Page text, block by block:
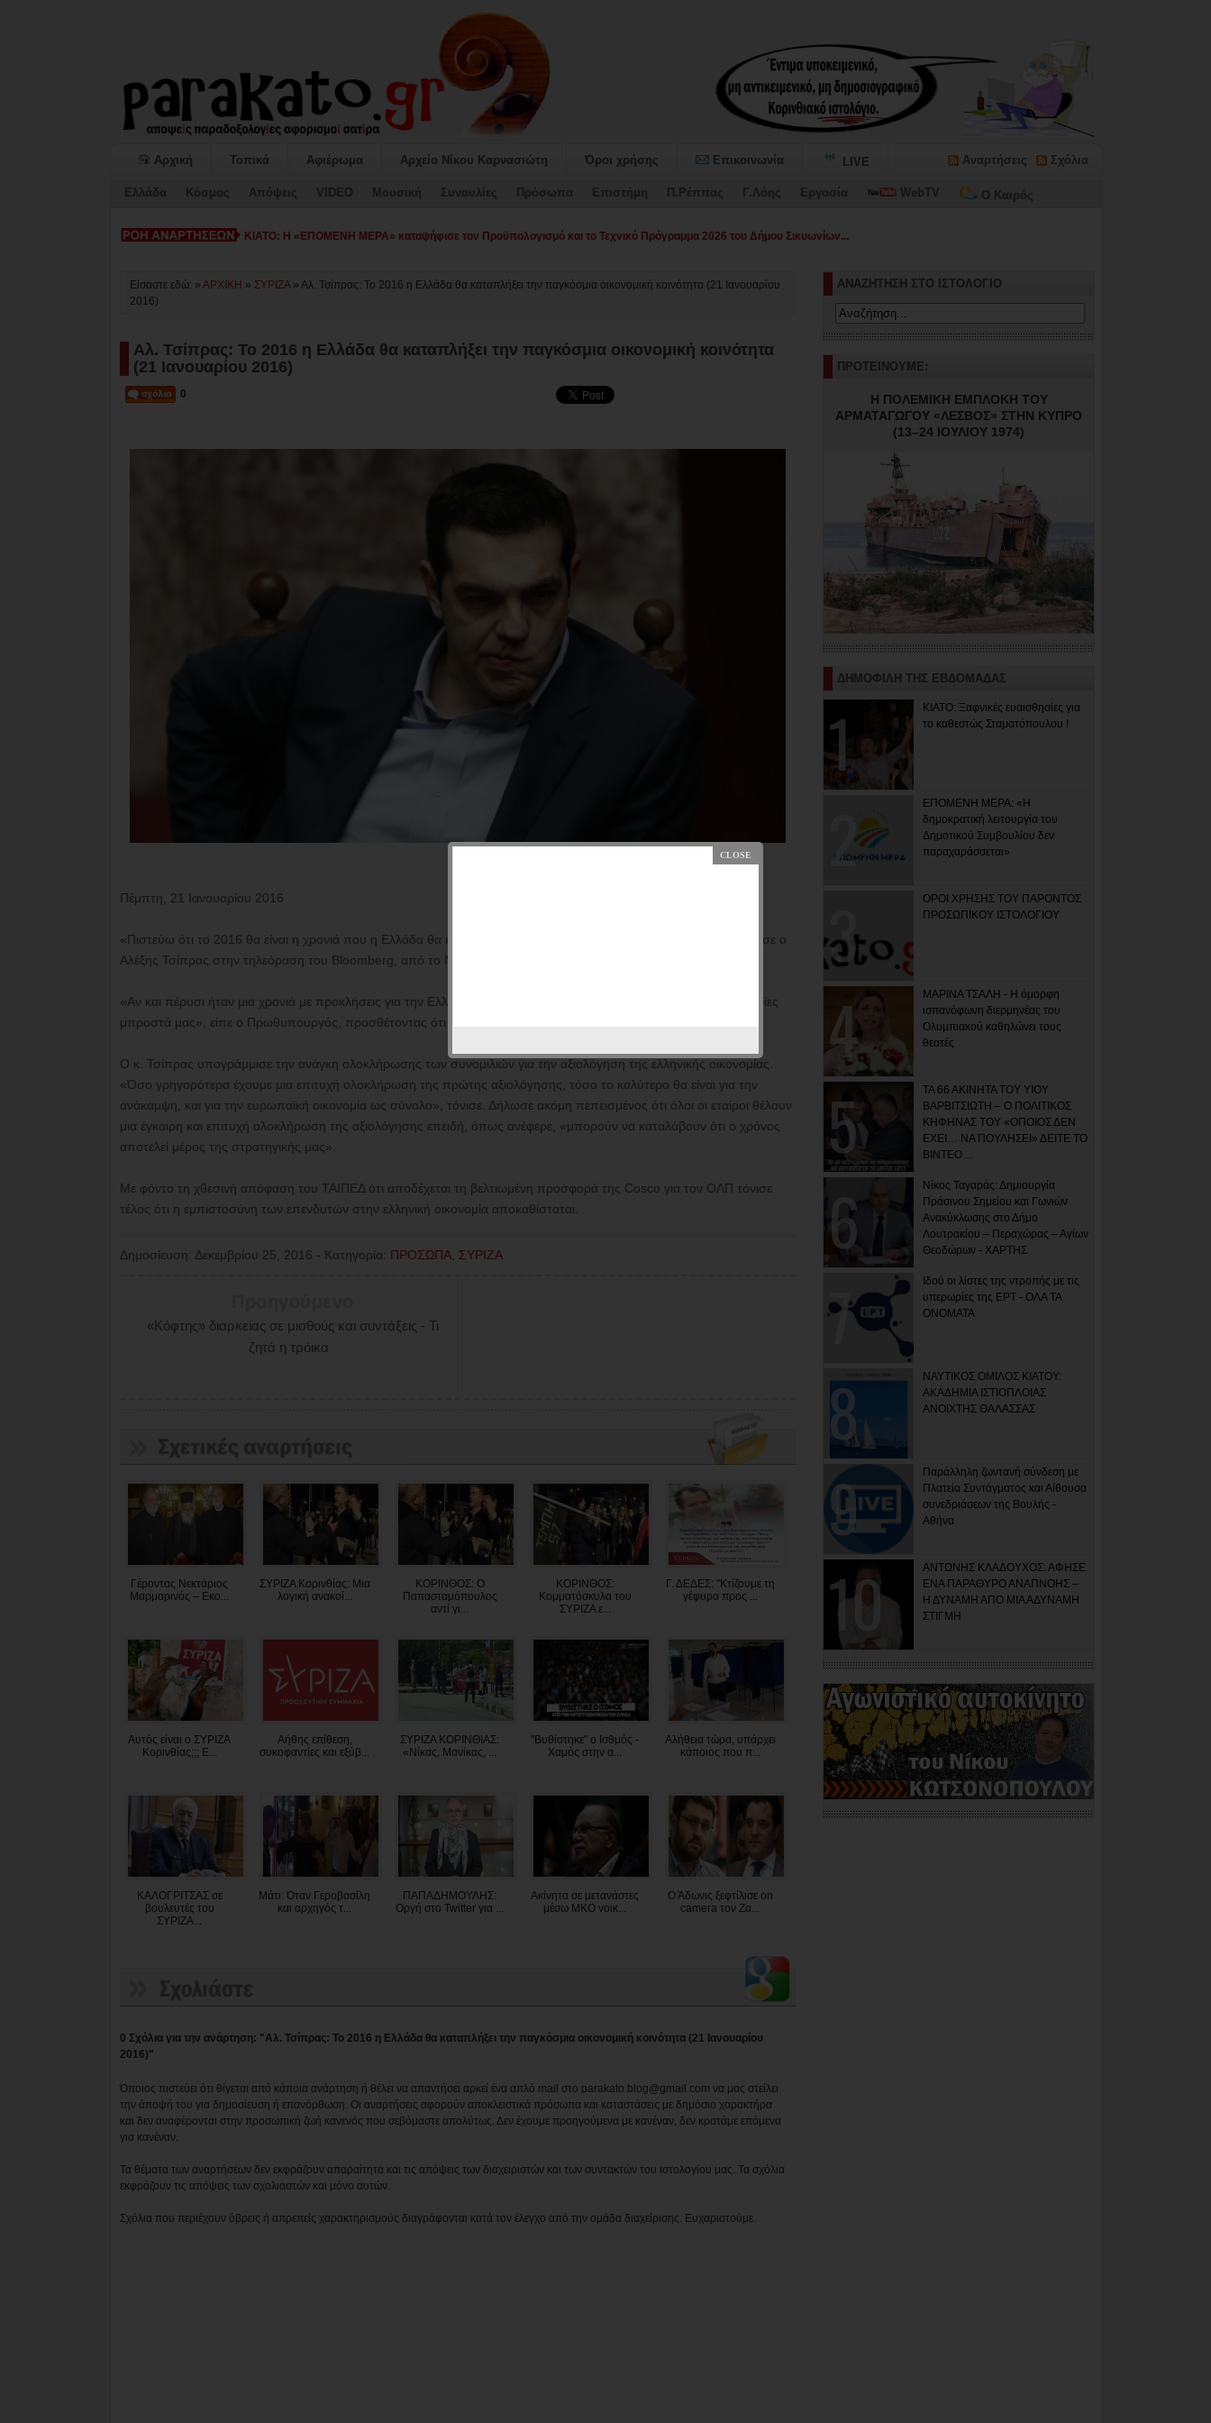
Αρχική Τοπικά Αφιέρωμα Αρχείο Νίκου Καρνασιώτη Όροι χρήσης Επικοινωνία LIVE Αναρτήσεις Σχόλια
Ελλάδα Κόσμος Απόψεις VIDEO Μουσική Συναυλίες Πρόσωπα Επιστήμη Π.Ρέππας Γ.Λόης Εργασία WebTV Ο Καιρός
ΚΙΑΤΟ: Η «ΕΠΟΜΕΝΗ ΜΕΡΑ» καταψήφισε τον Προϋπολογισμό και το Τεχνικό Πρόγραμμα 2026 του Δήμου Σικυωνίων...
Είσαστε εδώ: » ΑΡΧΙΚΗ » ΣΥΡΙΖΑ» Αλ. Τσίπρας: Το 2016 η Ελλάδα θα καταπλήξει την παγκόσμια οικονομική κοινότητα (21 Ιανουαρίου
2016)
Αλ. Τσίπρας: Το 2016 η Ελλάδα θα καταπλήξει την παγκόσμια οικονομική κοινότητα
(21 Ιανουαρίου 2016)
0
Πέμπτη, 21 Ιανουαρίου 2016
«Πιστεύω ότι το 2016 θα είναι η χρονιά που η Ελλάδα θα καταπλήξει την παγκόσμια οικονομική κοινότητα», δήλωσε ο
Αλέξης Τσίπρας στην τηλεόραση του Bloomberg, από το Νταβός.
«Αν και πέρυσι ήταν μια χρονιά με προκλήσεις για την Ελλάδα και την Ευρώπη, πιστεύω ότι έχουμε πολλές ευκαιρίες
μπροστά μας», είπε ο Πρωθυπουργός, προσθέτοντας ότι η χώρα είναι σε ένα κρίσιμο σημείο για να ανακάμψει.
Ο κ. Τσίπρας υπογράμμισε την ανάγκη ολοκλήρωσης των συνομιλιών για την αξιολόγηση της ελληνικής οικονομίας.
«Όσο γρηγορότερα έχουμε μια επιτυχή ολοκλήρωση της πρώτης αξιολόγησης, τόσο το καλύτερο θα είναι για την
ανάκαμψη, και για την ευρωπαϊκή οικονομία ως σύνολο», τόνισε. Δήλωσε ακόμη πεπεισμένος ότι όλοι οι εταίροι θέλουν
μια έγκαιρη και επιτυχή ολοκλήρωση της αξιολόγησης επειδή, όπως ανέφερε, «μπορούν να καταλάβουν ότι ο χρόνος
αποτελεί μέρος της στρατηγικής μας».
Με φόντο τη χθεσινή απόφαση του ΤΑΙΠΕΔ ότι αποδέχεται τη βελτιωμένη προσφορά της Cosco για τον ΟΛΠ τόνισε
τέλος ότι η εμπιστοσύνη των επενδυτών στην ελληνική οικονομία αποκαθίσταται.
Δημοσίευση: Δεκεμβρίου 25, 2016 - Κατηγορία: ΠΡΟΣΩΠΑ ΣΥΡΙΖΑ
«Κόφτης» διαρκείας σε μισθούς και συντάξεις - Τι
ζητά η τρόικα
Γέροντας Νεκτάριος
Μαρμαρινός – Εκο...
ΣΥΡΙΖΑ Κορινθίας: Μια
λογική ανακοί...
ΚΟΡΙΝΘΟΣ: Ο
Παπασταμόπουλος
αντί γι...
ΚΟΡΙΝΘΟΣ:
Κομματόσκυλα του
ΣΥΡΙΖΑ ε...
Γ. ΔΕΔΕΣ: "Κτίζουμε τη
γέφυρα προς ...
Αυτός είναι ο ΣΥΡΙΖΑ
Κορινθίας;;; Ε...
Aήθης επίθεση,
συκοφαντίες και εξύβ...
ΣΥΡΙΖΑ ΚΟΡΙΝΘΙΑΣ:
«Νίκας, Μανίκας, ...
"Βυθίστηκε" ο Ισθμός -
Χαμός στην α...
Αλήθεια τώρα, υπάρχει
κάποιος που π...
ΚΑΛΟΓΡΙΤΣΑΣ σε
βουλευτές του
ΣΥΡΙΖΑ...
Μάτι: Όταν Γεροβασίλη
και αρχηγός τ...
ΠΑΠΑΔΗΜΟΥΛΗΣ:
Οργή στο Twitter για ...
Ακίνητα σε μετανάστες
μέσω ΜΚΟ νοικ...
Ο Άδωνις ξεφτίλισε on
camera τον Ζα...
0 Σχόλια για την ανάρτηση: "Αλ. Τσίπρας: Το 2016 η Ελλάδα θα καταπλήξει την παγκόσμια οικονομική κοινότητα (21 Ιανουαρίου
2016)"
Όποιος πιστεύει ότι θίγεται από κάποια ανάρτηση ή θέλει να απαντήσει αρκεί ένα απλό mail στο parakato.blog@gmail.com να μας στείλει
την άποψή του για δημοσίευση ή επανόρθωση. Οι αναρτήσεις αφορούν αποκλειστικά πρόσωπα και καταστάσεις με δημόσιο χαρακτήρα
και δεν αναφέρονται στην προσωπική ζωή κανενός που σεβόμαστε απολύτως. Δεν έχουμε προηγούμενα με κανέναν, δεν κρατάμε επόμενα
για κανέναν.
Τα θέματα των αναρτήσεων δεν εκφράζουν απαραίτητα και τις απόψεις των διαχειριστών και των συντακτών του ιστολογίου μας. Τα σχόλια
εκφράζουν τις απόψεις των σχολιαστών και μόνο αυτών.
Σχόλια που περιέχουν ύβρεις ή απρεπείς χαρακτηρισμούς διαγράφονται κατά τον έλεγχο από την ομάδα διαχείρισης. Ευχαριστούμε.
ΑΝΑΖΗΤΗΣΗ ΣΤΟ ΙΣΤΟΛΟΓΙΟ
ΠΡΟΤΕΙΝΟΥΜΕ:
Η ΠΟΛΕΜΙΚΗ ΕΜΠΛΟΚΗ ΤΟΥ
ΑΡΜΑΤΑΓΩΓΟΥ «ΛΕΣΒΟΣ» ΣΤΗΝ ΚΥΠΡΟ
(13–24 ΙΟΥΛΙΟΥ 1974)
ΔΗΜΟΦΙΛΗ ΤΗΣ ΕΒΔΟΜΑΔΑΣ
ΚΙΑΤΟ: Ξαφνικές ευαισθησίες για
το καθεστώς Σταματόπουλου !
ΕΠΟΜΕΝΗ ΜΕΡΑ: «Η
δημοκρατική λειτουργία του
Δημοτικού Συμβουλίου δεν
παραχαράσσεται»
ΟΡΟΙ ΧΡΗΣΗΣ ΤΟΥ ΠΑΡΟΝΤΟΣ
ΠΡΟΣΩΠΙΚΟΥ ΙΣΤΟΛΟΓΙΟΥ
ΜΑΡΙΝΑ ΤΣΑΛΗ - Η όμορφη
ισπανόφωνη διερμηνέας του
Ολυμπιακού καθηλώνει τους
θεατές
ΤΑ 66 ΑΚΙΝΗΤΑ ΤΟΥ ΥΙΟΥ
ΒΑΡΒΙΤΣΙΩΤΗ – Ο ΠΟΛΙΤΙΚΟΣ
ΚΗΦΗΝΑΣ ΤΟΥ «ΟΠΟΙΟΣ ΔΕΝ
ΕΧΕΙ… ΝΑ ΠΟΥΛΗΣΕΙ» ΔΕΙΤΕ ΤΟ
ΒΙΝΤΕΟ…
Νίκος Ταγαράς: Δημιουργία
Πράσινου Σημείου και Γωνιών
Ανακύκλωσης στο Δήμο
Λουτρακίου – Περαχώρας – Αγίων
Θεοδώρων - ΧΑΡΤΗΣ
Ιδού οι λίστες της ντροπής με τις
υπερωρίες της ΕΡΤ - ΟΛΑ ΤΑ
ΟΝΟΜΑΤΑ
ΝΑΥΤΙΚΟΣ ΟΜΙΛΟΣ ΚΙΑΤΟΥ:
ΑΚΑΔΗΜΙΑ ΙΣΤΙΟΠΛΟΙΑΣ
ΑΝΟΙΧΤΗΣ ΘΑΛΑΣΣΑΣ
Παράλληλη ζωντανή σύνδεση με
Πλατεία Συντάγματος και Αίθουσα
συνεδριάσεων της Βουλής -
Αθήνα
ΑΝΤΩΝΗΣ ΚΛΑΔΟΥΧΟΣ: ΑΦΗΣΕ
ΕΝΑ ΠΑΡΑΘΥΡΟ ΑΝΑΠΝΟΗΣ –
Η ΔΥΝΑΜΗ ΑΠΟ ΜΙΑ ΑΔΥΝΑΜΗ
ΣΤΙΓΜΗ